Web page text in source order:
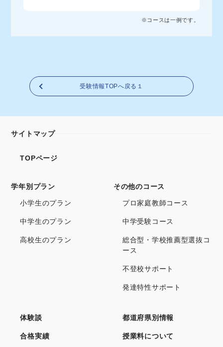
※コースは一例です。
受験情報TOPへ戻る１
サイトマップ
TOPページ
学年別プラン
小学生のプラン
中学生のプラン
高校生のプラン
その他のコース
プロ家庭教師コース
中学受験コース
総合型・学校推薦型選抜コ
ース
不登校サポート
発達特性サポート
体験談
合格実績
都道府県別情報
授業料について